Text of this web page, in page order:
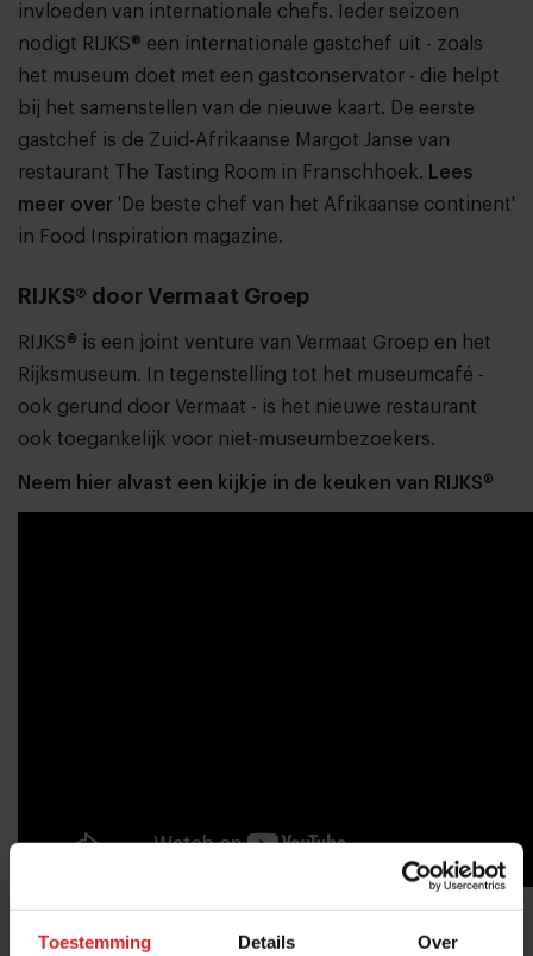
Toestemming Details Over
invloeden van internationale chefs. Ieder seizoen
nodigt RIJKS® een internationale gastchef uit - zoals
het museum doet met een gastconservator - die helpt
bij het samenstellen van de nieuwe kaart. De eerste
gastchef is de Zuid-Afrikaanse Margot Janse van
restaurant The Tasting Room in Franschhoek. Lees
meer over 'De beste chef van het Afrikaanse continent'
in Food Inspiration magazine.
RIJKS® door Vermaat Groep
RIJKS® is een joint venture van Vermaat Groep en het
Rijksmuseum. In tegenstelling tot het museumcafé -
ook gerund door Vermaat - is het nieuwe restaurant
ook toegankelijk voor niet-museumbezoekers.
Neem hier alvast een kijkje in de keuken van RIJKS®